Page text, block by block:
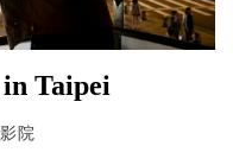
Taipei
院